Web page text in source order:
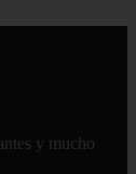
y mucho